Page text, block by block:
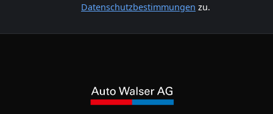
Datenschutzbestimmungen zu.